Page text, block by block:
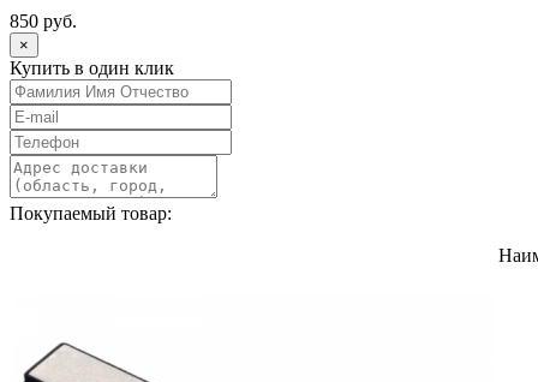
850 руб.
×
Купить в один клик
Покупаемый товар: